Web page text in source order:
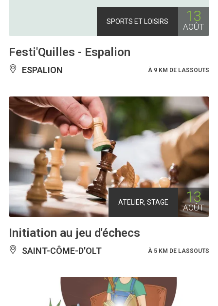
SPORTS ET LOISIRS 13
AOÛT
Festi'Quilles - Espalion
ESPALION À 9 KM DE LASSOUTS
ATELIER, STAGE 13
AOÛT
Initiation au jeu d'échecs
SAINT-CÔME-D'OLT À 5 KM DE LASSOUTS